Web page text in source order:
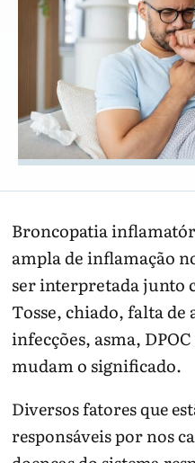
Broncopatia
ampla de inflamação
ser interpretada junto
Tosse, chiado, falta de
infecções, asma,
mudam o significado.
Diversos fatores que
responsáveis por nos